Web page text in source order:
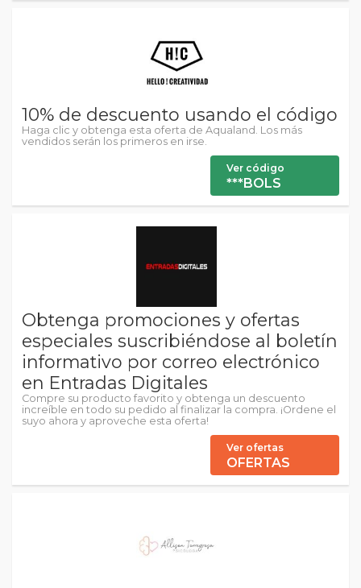
10% de descuento usando el código
Haga clic y obtenga esta oferta de Aqualand. Los más
vendidos serán los primeros en irse.
Ver código
***BOLS
Obtenga promociones y ofertas
especiales suscribiéndose al boletín
informativo por correo electrónico
en Entradas Digitales
Compre su producto favorito y obtenga un descuento
increíble en todo su pedido al finalizar la compra. ¡Ordene el
suyo ahora y aproveche esta oferta!
Ver ofertas
OFERTAS